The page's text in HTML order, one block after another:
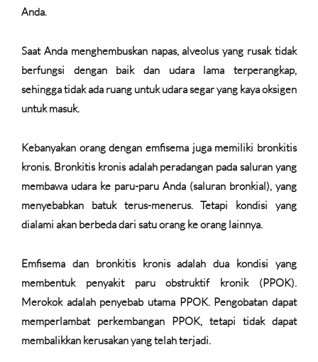
Anda.
Saat Anda menghembuskan napas, alveolus yang rusak tidak
berfungsi dengan baik dan udara lama terperangkap,
sehingga tidak ada ruang untuk udara segar yang kaya oksigen
untuk masuk.
Kebanyakan orang dengan emfisema juga memiliki bronkitis
kronis. Bronkitis kronis adalah peradangan pada saluran yang
membawa udara ke paru-paru Anda (saluran bronkial), yang
menyebabkan batuk terus-menerus. Tetapi kondisi yang
dialami akan berbeda dari satu orang ke orang lainnya.
Emfisema dan bronkitis kronis adalah dua kondisi yang
membentuk penyakit paru obstruktif kronik (PPOK).
Merokok adalah penyebab utama PPOK. Pengobatan dapat
memperlambat perkembangan PPOK, tetapi tidak dapat
membalikkan kerusakan yang telah terjadi.